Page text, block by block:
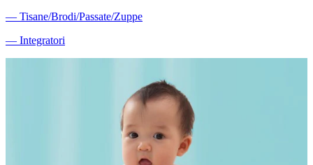
― Tisane/Brodi/Passate/Zuppe
― Integratori